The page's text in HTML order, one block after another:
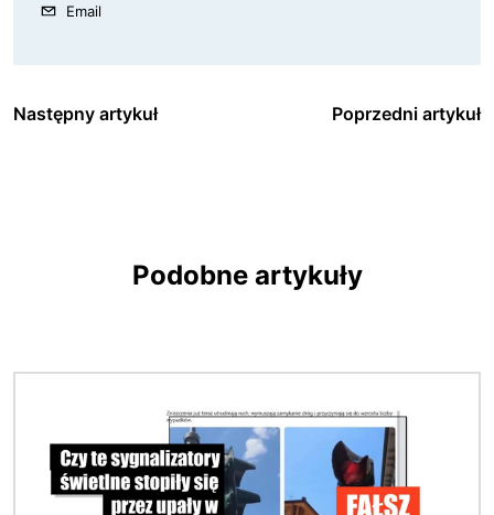
Email
Następny artykuł Poprzedni artykuł
Podobne artykuły